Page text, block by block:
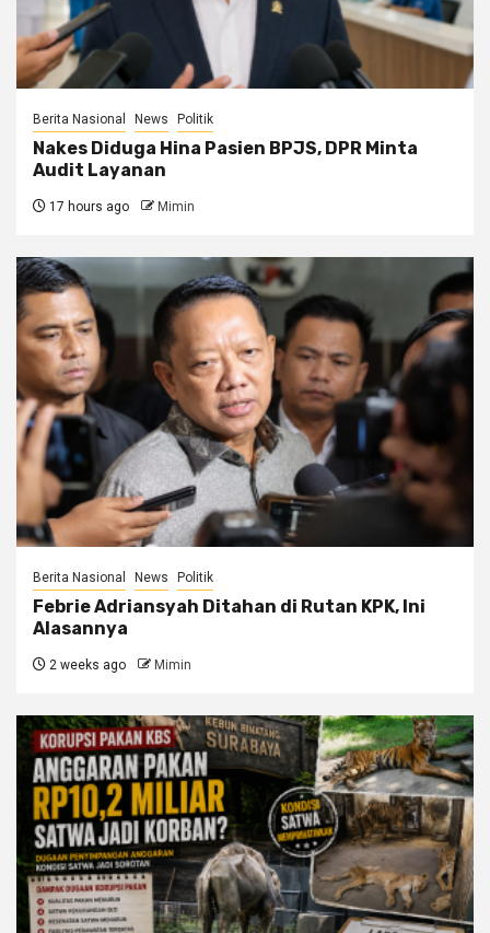
Berita Nasional News Politik
Nakes Diduga Hina Pasien BPJS, DPR Minta
Audit Layanan
17 hours ago Mimin
Berita Nasional News Politik
Febrie Adriansyah Ditahan di Rutan KPK, Ini
Alasannya
2 weeks ago Mimin